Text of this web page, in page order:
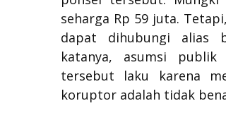
seharga Rp 59 juta.
dapat dihubungi alias
katanya, asumsi
tersebut laku karena
koruptor adalah tidak